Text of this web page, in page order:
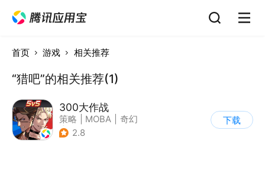
首页 游戏 相关推荐
“猎吧”的相关推荐(1)
300大作战
策略 MOBA
奇幻
| 5v5
2.8
下载